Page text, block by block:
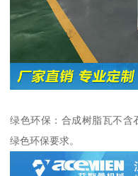
绿色环保：合成树脂瓦不含
绿色环保要求。